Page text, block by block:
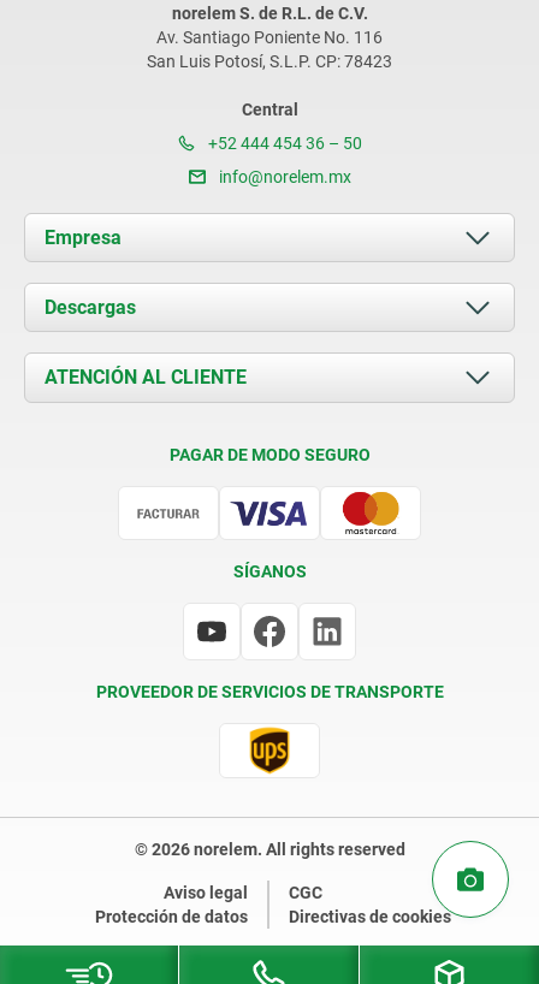
norelem S. de R.L. de C.V.
Av. Santiago Poniente No. 116
San Luis Potosí, S.L.P. CP: 78423
Central
+52 444 454 36 – 50
info@norelem.mx
Empresa
Acerca de nosotros
Novedades
Contacto
Descargas
Documents
ATENCIÓN AL CLIENTE
PAGAR DE MODO SEGURO
SÍGANOS
PROVEEDOR DE SERVICIOS DE TRANSPORTE
© 2026 norelem. All rights reserved
Aviso legal
CGC
Protección de datos
Directivas de cookies